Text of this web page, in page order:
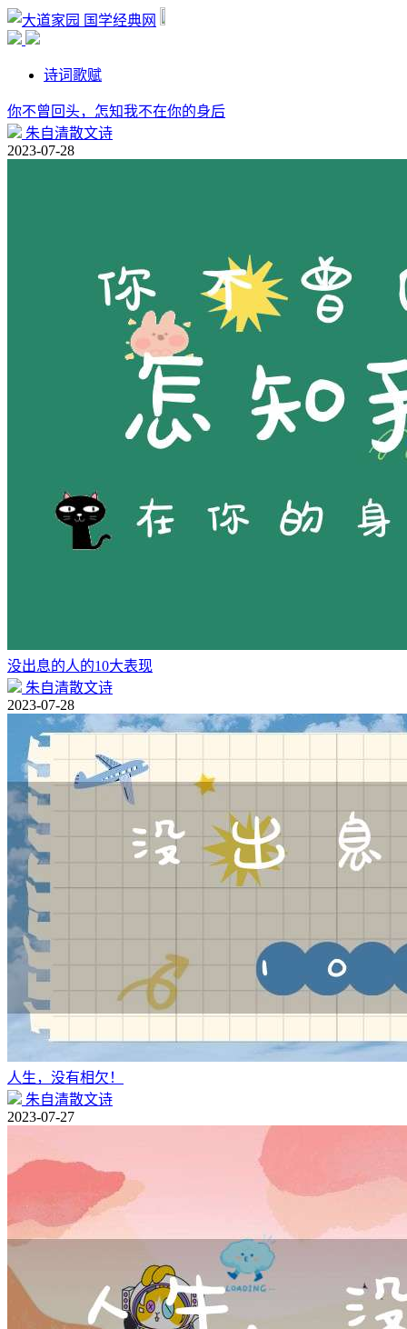
国学经典网
诗词歌赋
你不曾回头，怎知我不在你的身后
朱自清散文诗
2023-07-28
没出息的人的10大表现
朱自清散文诗
2023-07-28
人生，没有相欠！
朱自清散文诗
2023-07-27